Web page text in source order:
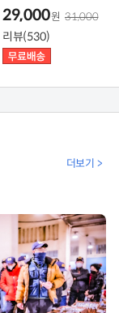
29,000원 31,000
리뷰(530)
더보기 >